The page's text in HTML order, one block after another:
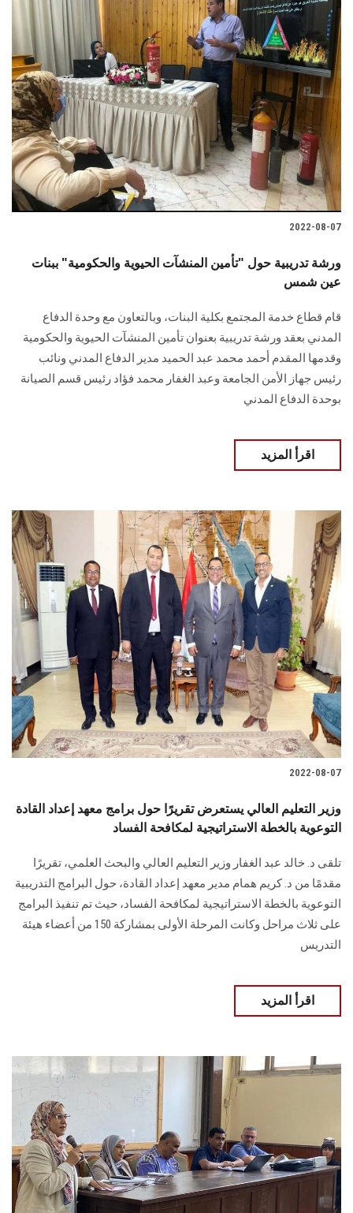
الأنظمة الذكية
الإعلام
تواصل معنا
الطلاب
هيئة التدريس
الموظفون
الزائـرون
2022-08-07
ورشة تدريبية حول "تأمين المنشآت الحيوية والحكومية" ببنات
عين شمس
قام قطاع خدمة المجتمع بكلية البنات، وبالتعاون مع وحدة الدفاع
المدني بعقد ورشة تدريبية بعنوان تأمين المنشآت الحيوية والحكومية
وقدمها المقدم أحمد محمد عبد الحميد مدير الدفاع المدني ونائب
رئيس جهاز الأمن الجامعة وعبد الغفار محمد فؤاد رئيس قسم الصيانة
بوحدة الدفاع المدني
اقرأ المزيد
2022-08-07
وزير التعليم العالي يستعرض تقريرًا حول برامج معهد إعداد القادة
التوعوية بالخطة الاستراتيجية لمكافحة الفساد
تلقى د. خالد عبد الغفار وزير التعليم العالي والبحث العلمي، تقريرًا
مقدمًا من د. كريم همام مدير معهد إعداد القادة، حول البرامج التدريبية
التوعوية بالخطة الاستراتيجية لمكافحة الفساد، حيث تم تنفيذ البرامج
على ثلاث مراحل وكانت المرحلة الأولى بمشاركة 150 من أعضاء هيئة
التدريس
اقرأ المزيد